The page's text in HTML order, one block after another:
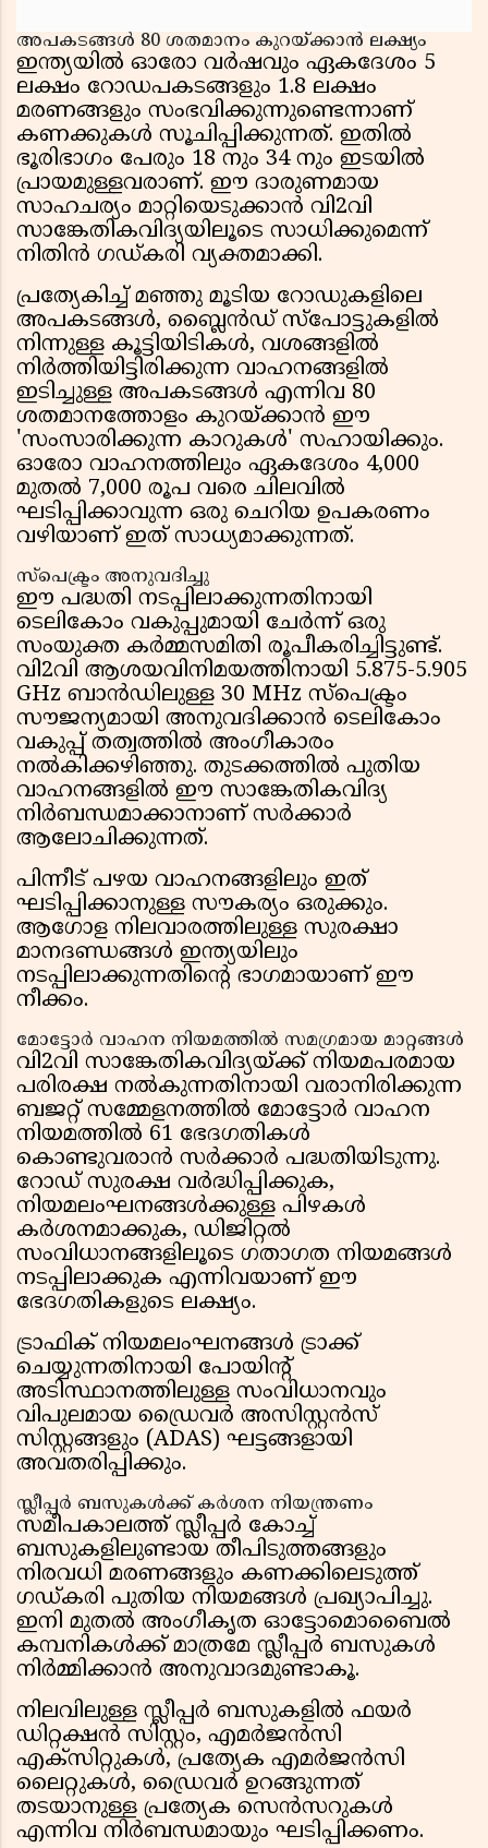
അപകടങ്ങൾ 80 ശതമാനം കുറയ്ക്കാൻ ലക്ഷ്യം
ഇന്ത്യയിൽ ഓരോ വർഷവും ഏകദേശം 5
ലക്ഷം റോഡപകടങ്ങളും 1.8 ലക്ഷം
മരണങ്ങളും സംഭവിക്കുന്നുണ്ടെന്നാണ്
കണക്കുകൾ സൂചിപ്പിക്കുന്നത്. ഇതിൽ
ഭൂരിഭാഗം പേരും 18 നും 34 നും ഇടയിൽ
പ്രായമുള്ളവരാണ്. ഈ ദാരുണമായ
സാഹചര്യം മാറ്റിയെടുക്കാൻ വി2വി
സാങ്കേതികവിദ്യയിലൂടെ സാധിക്കുമെന്ന്
നിതിൻ ഗഡ്കരി വ്യക്തമാക്കി.
പ്രത്യേകിച്ച് മഞ്ഞു മൂടിയ റോഡുകളിലെ
അപകടങ്ങൾ, ബ്ലൈൻഡ് സ്പോട്ടുകളിൽ
നിന്നുള്ള കൂട്ടിയിടികൾ, വശങ്ങളിൽ
നിർത്തിയിട്ടിരിക്കുന്ന വാഹനങ്ങളിൽ
ഇടിച്ചുള്ള അപകടങ്ങൾ എന്നിവ 80
ശതമാനത്തോളം കുറയ്ക്കാൻ ഈ
'സംസാരിക്കുന്ന കാറുകൾ' സഹായിക്കും.
ഓരോ വാഹനത്തിലും ഏകദേശം 4,000
മുതൽ 7,000 രൂപ വരെ ചിലവിൽ
ഘടിപ്പിക്കാവുന്ന ഒരു ചെറിയ ഉപകരണം
വഴിയാണ് ഇത് സാധ്യമാക്കുന്നത്.
സ്പെക്ട്രം അനുവദിച്ചു
ഈ പദ്ധതി നടപ്പിലാക്കുന്നതിനായി
ടെലികോം വകുപ്പുമായി ചേർന്ന് ഒരു
സംയുക്ത കർമ്മസമിതി രൂപീകരിച്ചിട്ടുണ്ട്.
വി2വി ആശയവിനിമയത്തിനായി 5.875-5.905
GHz ബാൻഡിലുള്ള 30 MHz സ്പെക്ട്രം
സൗജന്യമായി അനുവദിക്കാൻ ടെലികോം
വകുപ്പ് തത്വത്തിൽ അംഗീകാരം
നൽകിക്കഴിഞ്ഞു. തുടക്കത്തിൽ പുതിയ
വാഹനങ്ങളിൽ ഈ സാങ്കേതികവിദ്യ
നിർബന്ധമാക്കാനാണ് സർക്കാർ
ആലോചിക്കുന്നത്.
പിന്നീട് പഴയ വാഹനങ്ങളിലും ഇത്
ഘടിപ്പിക്കാനുള്ള സൗകര്യം ഒരുക്കും.
ആഗോള നിലവാരത്തിലുള്ള സുരക്ഷാ
മാനദണ്ഡങ്ങൾ ഇന്ത്യയിലും
നടപ്പിലാക്കുന്നതിന്റെ ഭാഗമായാണ് ഈ
നീക്കം.
മോട്ടോർ വാഹന നിയമത്തിൽ സമഗ്രമായ മാറ്റങ്ങൾ
വി2വി സാങ്കേതികവിദ്യയ്ക്ക് നിയമപരമായ
പരിരക്ഷ നൽകുന്നതിനായി വരാനിരിക്കുന്ന
ബജറ്റ് സമ്മേളനത്തിൽ മോട്ടോർ വാഹന
നിയമത്തിൽ 61 ഭേദഗതികൾ
കൊണ്ടുവരാൻ സർക്കാർ പദ്ധതിയിടുന്നു.
റോഡ് സുരക്ഷ വർദ്ധിപ്പിക്കുക,
നിയമലംഘനങ്ങൾക്കുള്ള പിഴകൾ
കർശനമാക്കുക, ഡിജിറ്റൽ
സംവിധാനങ്ങളിലൂടെ ഗതാഗത നിയമങ്ങൾ
നടപ്പിലാക്കുക എന്നിവയാണ് ഈ
ഭേദഗതികളുടെ ലക്ഷ്യം.
ട്രാഫിക് നിയമലംഘനങ്ങൾ ട്രാക്ക്
ചെയ്യുന്നതിനായി പോയിന്റ്
അടിസ്ഥാനത്തിലുള്ള സംവിധാനവും
വിപുലമായ ഡ്രൈവർ അസിസ്റ്റൻസ്
സിസ്റ്റങ്ങളും (ADAS) ഘട്ടങ്ങളായി
അവതരിപ്പിക്കും.
സ്ലീപ്പർ ബസുകൾക്ക് കർശന നിയന്ത്രണം
സമീപകാലത്ത് സ്ലീപ്പർ കോച്ച്
ബസുകളിലുണ്ടായ തീപിടുത്തങ്ങളും
നിരവധി മരണങ്ങളും കണക്കിലെടുത്ത്
ഗഡ്കരി പുതിയ നിയമങ്ങൾ പ്രഖ്യാപിച്ചു.
ഇനി മുതൽ അംഗീകൃത ഓട്ടോമൊബൈൽ
കമ്പനികൾക്ക് മാത്രമേ സ്ലീപ്പർ ബസുകൾ
നിർമ്മിക്കാൻ അനുവാദമുണ്ടാകൂ.
നിലവിലുള്ള സ്ലീപ്പർ ബസുകളിൽ ഫയർ
ഡിറ്റക്ഷൻ സിസ്റ്റം, എമർജൻസി
എക്സിറ്റുകൾ, പ്രത്യേക എമർജൻസി
ലൈറ്റുകൾ, ഡ്രൈവർ ഉറങ്ങുന്നത്
തടയാനുള്ള പ്രത്യേക സെൻസറുകൾ
എന്നിവ നിർബന്ധമായും ഘടിപ്പിക്കണം.